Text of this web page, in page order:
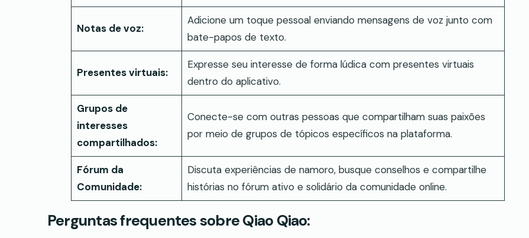
Notas de voz:
Adicione um toque pessoal enviando mensagens de voz junto com
bate-papos de texto.
Presentes virtuais:
Expresse seu interesse de forma lúdica com presentes virtuais
dentro do aplicativo.
Grupos de
interesses
compartilhados:
Conecte-se com outras pessoas que compartilham suas paixões
por meio de grupos de tópicos específicos na plataforma.
Fórum da
Comunidade:
Discuta experiências de namoro, busque conselhos e compartilhe
histórias no fórum ativo e solidário da comunidade online.
Perguntas frequentes sobre Qiao Qiao: